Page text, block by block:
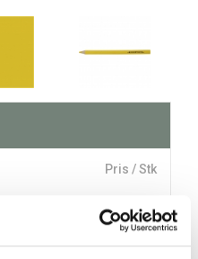
Pris / Stk
77,94 kr.